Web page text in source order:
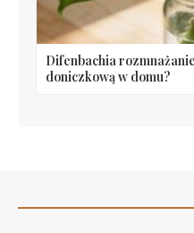
Difenbachia
doniczkową w domu?